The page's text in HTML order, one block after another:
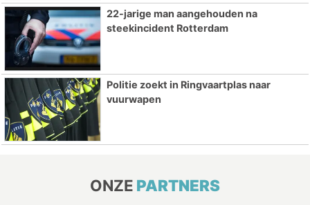
22-jarige man aangehouden na
steekincident Rotterdam
Politie zoekt in Ringvaartplas naar
vuurwapen
ONZE PARTNERS